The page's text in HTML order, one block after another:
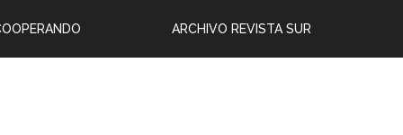
ARCHIVO REVISTA SUR